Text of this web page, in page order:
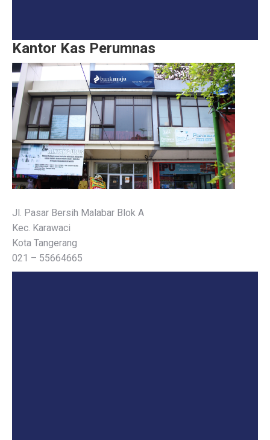
Kantor Kas Perumnas
Jl. Pasar Bersih Malabar Blok A
Kec. Karawaci
Kota Tangerang
021 – 55664665